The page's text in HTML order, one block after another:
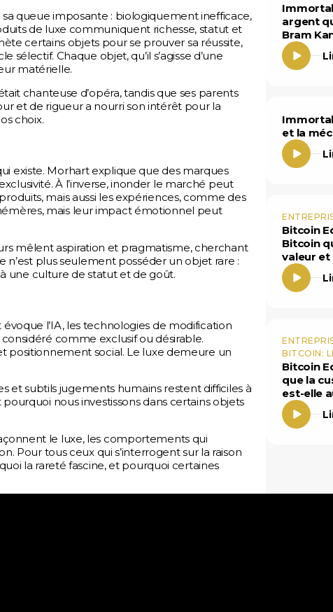
queue imposante : biologiquement inefficace,
de luxe communiquent richesse, statut et
certains objets pour se prouver sa réussite,
Chaque objet, qu’il s’agisse d’une
matérielle.
chanteuse d’opéra, tandis que ses parents
et de rigueur a nourri son intérêt pour la
choix.
existe. Morhart explique que des marques
À l’inverse, inonder le marché peut
mais aussi les expériences, comme des
mais leur impact émotionnel peut
mêlent aspiration et pragmatisme, cherchant
n’est plus seulement posséder un objet rare :
une culture de statut et de goût.
l’IA, les technologies de modification
comme exclusif ou désirable.
positionnement social. Le luxe demeure un
et subtils jugements humains restent difficiles à
nous investissons dans certains objets
le luxe, les comportements qui
Pour tous ceux qui s’interrogent sur la raison
la rareté fascine, et pourquoi certaines
Immortal
argent
Bram
Immortal
et la
Bitcoin
Bitcoin
valeur et
BITCOIN:
Bitcoin
que la
est-elle